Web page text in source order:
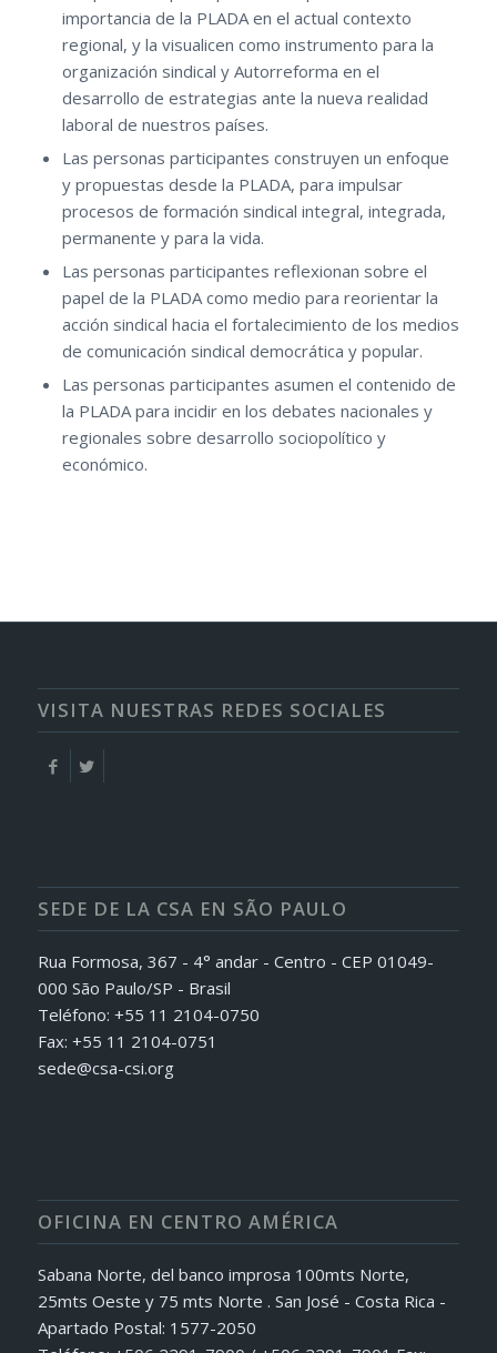
importancia de la PLADA en el actual contexto
regional, y la visualicen como instrumento para la
organización sindical y Autorreforma en el
desarrollo de estrategias ante la nueva realidad
laboral de nuestros países.
Las personas participantes construyen un enfoque
y propuestas desde la PLADA, para impulsar
procesos de formación sindical integral, integrada,
permanente y para la vida.
Las personas participantes reflexionan sobre el
papel de la PLADA como medio para reorientar la
acción sindical hacia el fortalecimiento de los medios
de comunicación sindical democrática y popular.
Las personas participantes asumen el contenido de
la PLADA para incidir en los debates nacionales y
regionales sobre desarrollo sociopolítico y
económico.
VISITA NUESTRAS REDES SOCIALES
SEDE DE LA CSA EN SÃO PAULO
Rua Formosa, 367 - 4° andar - Centro - CEP 01049-
000 São Paulo/SP - Brasil
Teléfono: +55 11 2104-0750
Fax: +55 11 2104-0751
sede@csa-csi.org
OFICINA EN CENTRO AMÉRICA
Sabana Norte, del banco improsa 100mts Norte,
25mts Oeste y 75 mts Norte . San José - Costa Rica -
Apartado Postal: 1577-2050